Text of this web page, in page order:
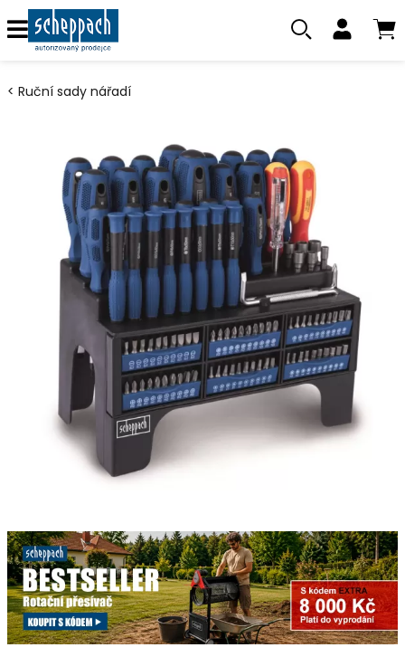
Ruční sady nářadí